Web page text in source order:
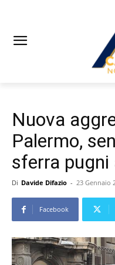
Nuova
Palermo,
sferra pugni
Di Davide Difazio - 23 Gennaio
Facebook